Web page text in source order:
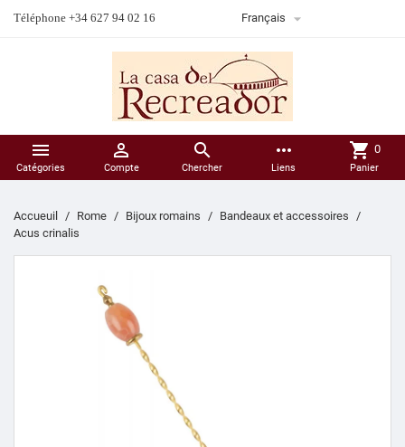
Téléphone +34 627 94 02 16 Français 

Catégories

Compte

Chercher
more_horiz
Liens
shopping_cart 0
Panier
Accueuil Rome Bijoux romains
Bandeaux et accessoires
Acus crinalis